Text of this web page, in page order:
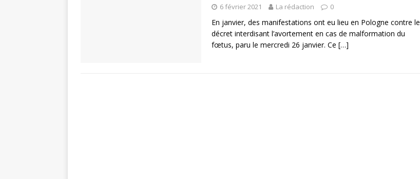
6 février 2021 La rédaction 0
En janvier, des manifestations ont eu lieu en Pologne contre le
décret interdisant l’avortement en cas de malformation du
fœtus, paru le mercredi 26 janvier. Ce […]